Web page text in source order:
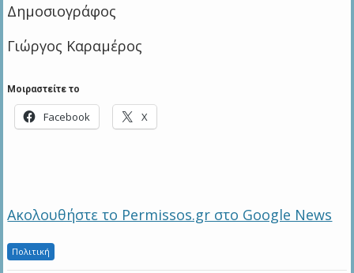
Δημοσιογράφος
Γιώργος Καραμέρος
Μοιραστείτε το
Facebook X
Ακολουθήστε το Permissos.gr στο Google News
Πολιτική